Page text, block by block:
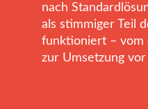
nach
als stimmiger Teil
funktioniert – vom
zur Umsetzung